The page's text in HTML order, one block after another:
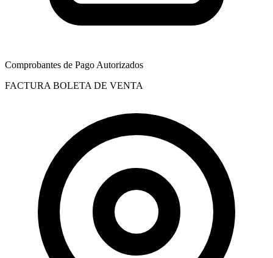
Comprobantes de Pago Autorizados
FACTURA BOLETA DE VENTA